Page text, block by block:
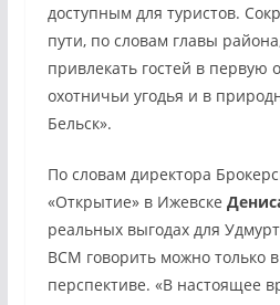
доступным для туристов.
пути, по словам главы
привлекать гостей в первую
охотничьи угодья и в
Бельск».
По словам директора
«Открытие» в Ижевске
реальных выгодах для
ВСМ говорить можно только
перспективе. «В настоящее